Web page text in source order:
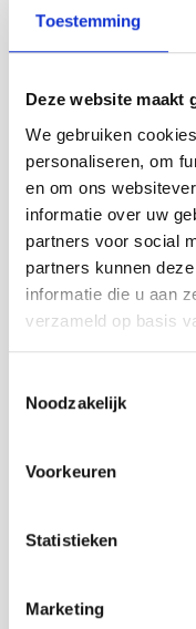
Toestemming
Deze website maakt
We gebruiken
personaliseren, om
en om ons
informatie over uw
partners voor social
partners kunnen
informatie die u aan
verzameld op basis
Noodzakelijk
Voorkeuren
Statistieken
Marketing
Contact info
Brut sur Mer
0117 391 864
Bezoek website